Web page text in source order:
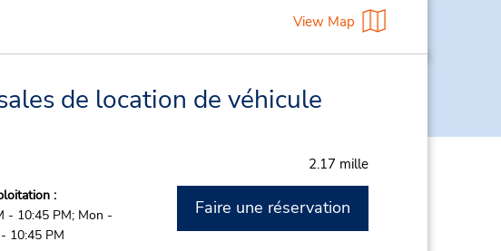
View Map
de location de véhicule
2.17 mille
:
- 10:45 PM; Mon -
10:45 PM
Faire une réservation